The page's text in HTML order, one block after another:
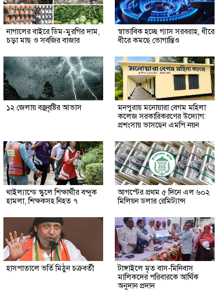
নাগালের বাইরে ডিম-মুরগির দাম,
চড়া মাছ ও সবজির বাজার
স্বাভাবিক হচ্ছে গ্যাস সরবরাহ, ধীরে
ধীরে কমছে ভোগান্তিও
১২ জেলায় বজ্রবৃষ্টির আভাস
মনপুরায় মনোয়ারা বেগম মহিলা
কলেজ সরকারিকরণের উদ্যোগ:
প্রশংসায় ভাসছেন এমপি নয়ন
থাইল্যান্ডে স্কুলে শিক্ষার্থীর বন্দুক
হামলা, শিক্ষকসহ নিহত ৭
আগস্টের প্রথম ৫ দিনে এল ৬০২
মিলিয়ন ডলার রেমিট্যান্স
হাসপাতালে ভর্তি মিঠুন চক্রবর্তী
টাঙ্গাইলে মৃত বাস-মিনিবাস
মালিকদের পরিবারকে আর্থিক
অনুদান প্রদান